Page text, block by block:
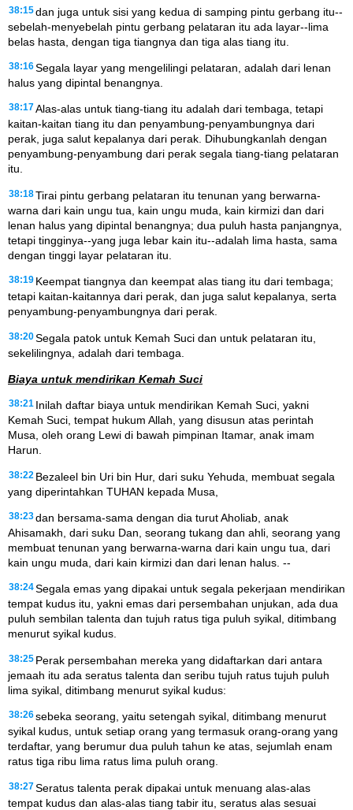
38:15dan juga untuk sisi yang kedua di samping pintu gerbang itu--
sebelah-menyebelah pintu gerbang pelataran itu ada layar--lima
belas hasta, dengan tiga tiangnya dan tiga alas tiang itu.
38:16Segala layar yang mengelilingi pelataran, adalah dari lenan
halus yang dipintal benangnya.
38:17 Alas-alas untuk tiang-tiang itu adalah dari tembaga, tetapi
kaitan-kaitan tiang itu dan penyambung-penyambungnya dari
perak, juga salut kepalanya dari perak. Dihubungkanlah dengan
penyambung-penyambung dari perak segala tiang-tiang pelataran
itu.
38:18Tirai pintu gerbang pelataran itu tenunan yang berwarna-
warna dari kain ungu tua, kain ungu muda, kain kirmizi dan dari
lenan halus yang dipintal benangnya; dua puluh hasta panjangnya,
tetapi tingginya--yang juga lebar kain itu--adalah lima hasta, sama
dengan tinggi layar pelataran itu.
38:19 Keempat tiangnya dan keempat alas tiang itu dari tembaga;
tetapi kaitan-kaitannya dari perak, dan juga salut kepalanya, serta
penyambung-penyambungnya dari perak.
38:20Segala patok untuk Kemah Suci dan untuk pelataran itu,
sekelilingnya, adalah dari tembaga.
Biaya untuk mendirikan Kemah Suci
38:21 Inilah daftar biaya untuk mendirikan Kemah Suci, yakni
Kemah Suci, tempat hukum Allah, yang disusun atas perintah
Musa, oleh orang Lewi di bawah pimpinan Itamar, anak imam
Harun.
38:22 Bezaleel bin Uri bin Hur, dari suku Yehuda, membuat segala
yang diperintahkan TUHAN kepada Musa,
38:23dan bersama-sama dengan dia turut Aholiab, anak
Ahisamakh, dari suku Dan, seorang tukang dan ahli, seorang yang
membuat tenunan yang berwarna-warna dari kain ungu tua, dari
kain ungu muda, dari kain kirmizi dan dari lenan halus. --
38:24Segala emas yang dipakai untuk segala pekerjaan mendirikan
tempat kudus itu, yakni emas dari persembahan unjukan, ada dua
puluh sembilan talenta dan tujuh ratus tiga puluh syikal, ditimbang
menurut syikal kudus.
38:25 Perak persembahan mereka yang didaftarkan dari antara
jemaah itu ada seratus talenta dan seribu tujuh ratus tujuh puluh
lima syikal, ditimbang menurut syikal kudus:
38:26sebeka seorang, yaitu setengah syikal, ditimbang menurut
syikal kudus, untuk setiap orang yang termasuk orang-orang yang
terdaftar, yang berumur dua puluh tahun ke atas, sejumlah enam
ratus tiga ribu lima ratus lima puluh orang.
38:27Seratus talenta perak dipakai untuk menuang alas-alas
tempat kudus dan alas-alas tiang tabir itu, seratus alas sesuai